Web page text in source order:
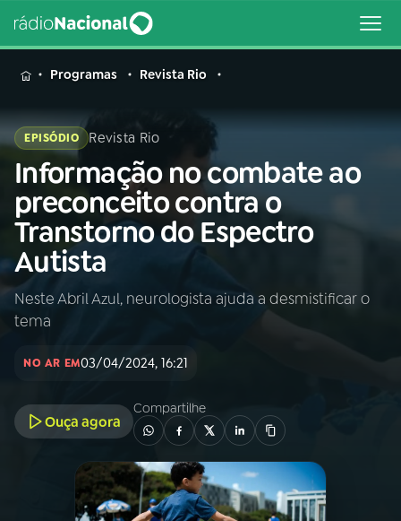
MENU
Buscar
na
Rádio
Nacional
Buscar
PROGRAMAÇÃO
PROGRAMAS
Programas Revista Rio
EPISÓDIO Revista Rio
Informação no combate ao
preconceito contra o
Transtorno do Espectro
Autista
Neste Abril Azul, neurologista ajuda a desmistificar o
tema
NO AR EM03/04/2024, 16:21
Ouça agora
Compartilhe